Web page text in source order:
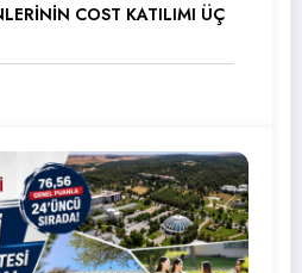
COST KATILIMI ÜÇ